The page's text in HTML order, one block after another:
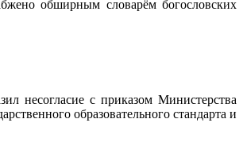
обширным словарём богословских
несогласие с приказом Министерства
образовательного стандарта и